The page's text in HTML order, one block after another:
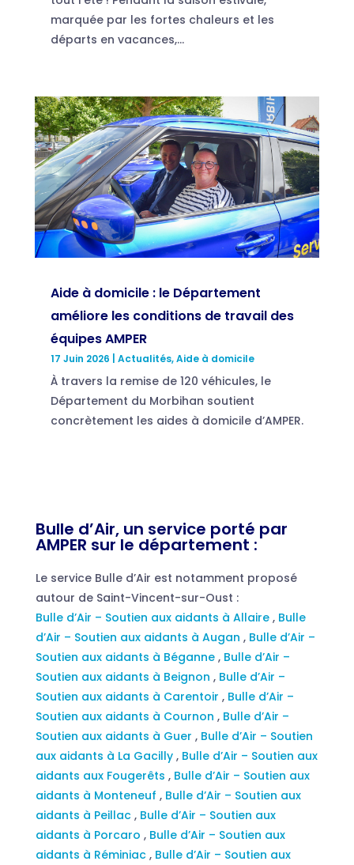
marquée par les fortes chaleurs et les
départs en vacances,...
Aide à domicile : le Département
améliore les conditions de travail des
équipes AMPER
17 Juin 2026 Actualités,Aide à domicile
À travers la remise de 120 véhicules, le
Département du Morbihan soutient
concrètement les aides à domicile d’AMPER.
Bulle d’Air, un service porté par
AMPER sur le département :
Le service Bulle d’Air est notamment proposé
autour de Saint-Vincent-sur-Oust :
Bulle d’Air – Soutien aux aidants à Allaire , Bulle
d’Air – Soutien aux aidants à Augan , Bulle d’Air –
Soutien aux aidants à Béganne , Bulle d’Air –
Soutien aux aidants à Beignon , Bulle d’Air –
Soutien aux aidants à Carentoir , Bulle d’Air –
Soutien aux aidants à Cournon , Bulle d’Air –
Soutien aux aidants à Guer , Bulle d’Air – Soutien
aux aidants à La Gacilly , Bulle d’Air – Soutien aux
aidants aux Fougerêts , Bulle d’Air – Soutien aux
aidants à Monteneuf , Bulle d’Air – Soutien aux
aidants à Peillac , Bulle d’Air – Soutien aux
aidants à Porcaro , Bulle d’Air – Soutien aux
aidants à Réminiac , Bulle d’Air – Soutien aux